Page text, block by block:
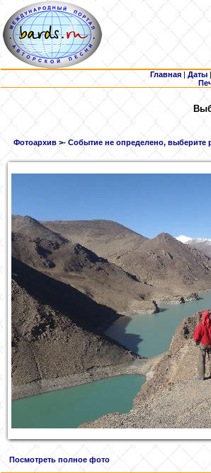
Главная | Даты |
Фотоархив >- Событие не определено, выберите
Посмотреть полное фото